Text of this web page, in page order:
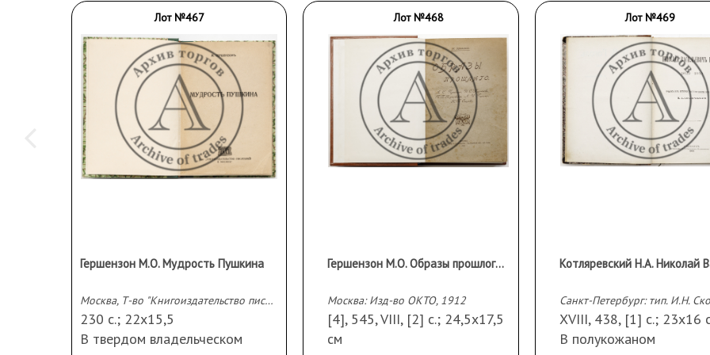
Лот №467
Гершензон М.О. Мудрость Пушкина
Москва, Т-во "Книгоиздательство писателей в Москве", 1919
230 с.; 22х15,5
В твердом владельческом
Лот №468
Гершензон М.О. Образы прошлого: А.С. Пушкин, И.С. Тургенев, П.В. Киреевский, А.И. Герцен, Н.П. Огарев
Москва: Изд-во ОКТО, 1912
[4], 545, VIII, [2] с.; 24,5х17,5
см
Лот №469
XVIII, 438, [1] с.; 23х16
В полукожаном